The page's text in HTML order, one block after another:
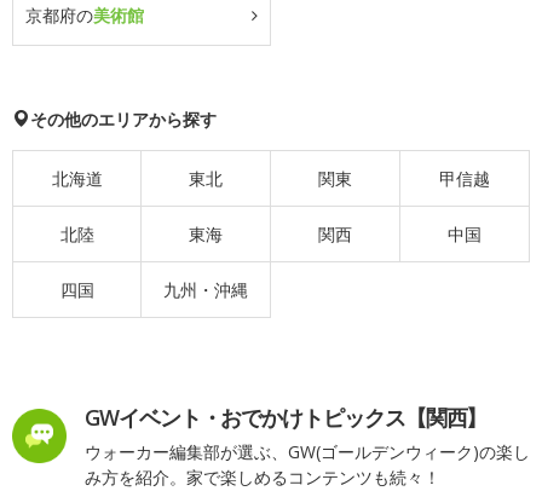
京都府の美術館
その他のエリアから探す
北海道 東北 関東 甲信越
北陸 東海 関西 中国
四国 九州・沖縄
GWイベント・おでかけトピックス【関西】
ウォーカー編集部が選ぶ、GW(ゴールデンウィーク)の楽し
み方を紹介。家で楽しめるコンテンツも続々！